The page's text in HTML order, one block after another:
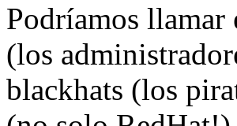
Podríamos llamar
(los
blackhats (los